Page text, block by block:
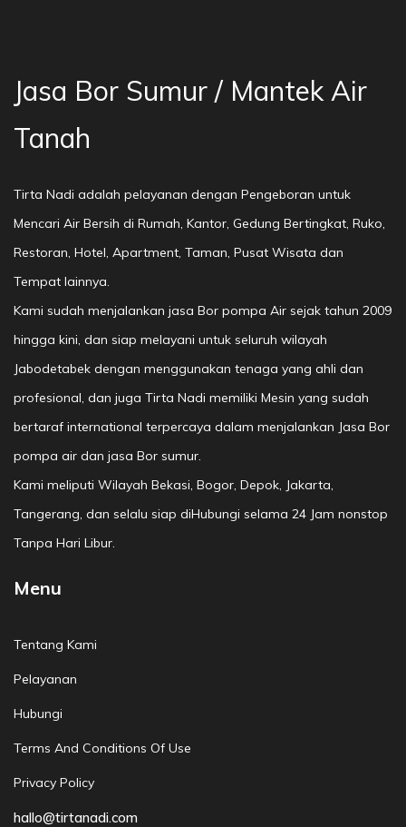
Jasa Bor Sumur / Mantek Air
Tanah
Tirta Nadi adalah pelayanan dengan Pengeboran untuk
Mencari Air Bersih di Rumah, Kantor, Gedung Bertingkat, Ruko,
Restoran, Hotel, Apartment, Taman, Pusat Wisata dan
Tempat lainnya.
Kami sudah menjalankan jasa Bor pompa Air sejak tahun 2009
hingga kini, dan siap melayani untuk seluruh wilayah
Jabodetabek dengan menggunakan tenaga yang ahli dan
profesional, dan juga Tirta Nadi memiliki Mesin yang sudah
bertaraf international terpercaya dalam menjalankan Jasa Bor
pompa air dan jasa Bor sumur.
Kami meliputi Wilayah Bekasi, Bogor, Depok, Jakarta,
Tangerang, dan selalu siap diHubungi selama 24 Jam nonstop
Tanpa Hari Libur.
Menu
Tentang Kami
Pelayanan
Hubungi
Terms And Conditions Of Use
Privacy Policy
hallo@tirtanadi.com